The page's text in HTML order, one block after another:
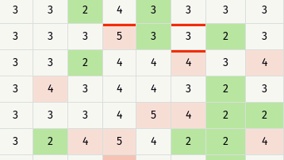
3 3 2 4 3 3 3 3
3 3 3 5 3 3 2 3
3 3 2 4 4 4 3 4
3 4 3 4 4 3 2 3
3 3 3 4 5 4 2 2
3 2 4 5 4 2 2 4